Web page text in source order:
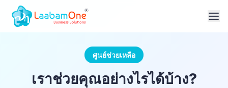
ศูนย์ช่วยเหลือ
เราช่วยคุณอย่างไรได้บ้าง?